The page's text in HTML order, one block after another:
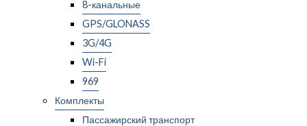
8-канальные
GPS/GLONASS
3G/4G
Wi-Fi
969
Комплекты
Пассажирский транспорт